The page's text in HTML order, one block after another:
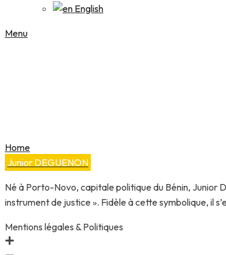
English
Menu
Home
Junior DEGUENON
Né à Porto-Novo, capitale politique du Bénin, Junior
instrument de justice ». Fidèle à cette symbolique, il
Mentions légales & Politiques